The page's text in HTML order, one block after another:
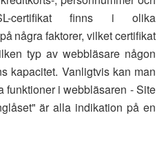
certifikat finns i olika
några faktorer, vilket certifikat
typ av webbläsare någon
kapacitet. Vanligtvis kan man
funktioner i webbläsaren - Site
är alla indikation på en